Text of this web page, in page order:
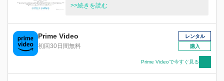
中、美紀の父親が彼女の入学金をもったまま失踪
同棲 を始める彼氏に浮気疑惑、優斗は先輩に保
険金詐欺を強要される等、それぞれがトラブルに
襲われ、皆地元の 閉塞感が嫌になり始める。道
中の出会いや事件、そして父親の真意を前にし
て、5人は自分について初めて考える。 そうし
て、5人はそれぞれの道へ自ら歩き出す。
>>続きを読む
Prime Video
初回30日間無料
レンタル
購入
Prime Videoで今すぐ見る